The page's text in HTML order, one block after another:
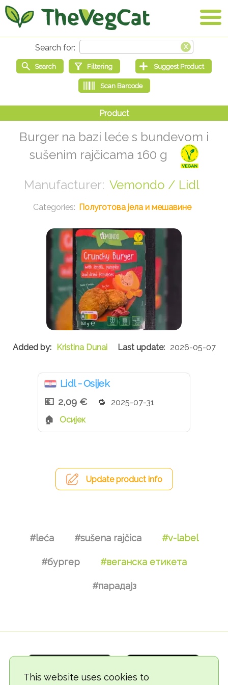
This website uses cookies to
Burger na bazi leće s bundevom i
sušenim rajčicama 160 g
Vemondo / Lidl
Полуготова јела и мешавине
Kristina Dunai 2026-05-07
Lidl - Osijek
2,09 €
2025-07-31
Осијек
Update product info
#leća #sušena rajčica #v-label
#бургер #веганска етикета
#парадајз